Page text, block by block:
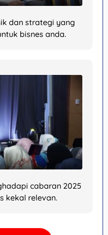
dan strategi yang
bisnes anda.
cabaran 2025
kekal relevan.